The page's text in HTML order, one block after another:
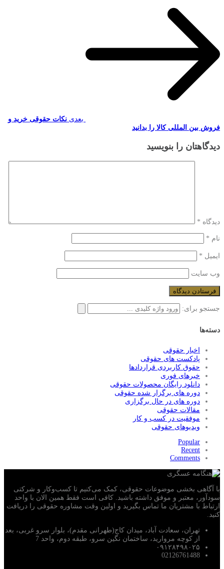
بعدی نکات حقوقی خرید و
فروش بین المللی کالا را بدانید
دیدگاهتان را بنویسید
دیدگاه *
نام *
ایمیل *
وب‌ سایت
جستجو برای:
دسته‌ها
اخبار حقوقی
پادکست های حقوقی
حقوق کاربردی قراردادها
خبرهای فوری
دانلود رایگان محصولات حقوقی
دوره های برگزار شده حقوقی
دوره های در حال برگزاری
مقالات حقوقی
موفقیت در کسب و کار
ویدیوهای حقوقی
Popular
Recent
Comments
با آگاهی بخشی موضوعات حقوقی، کمک می‌‎کنیم تا کسب‌وکار و شرکتی
سودآور، معتبر و موفق داشته باشید. کافی است فقط همین الان با واحد
ارتباط با مشتریان ما تماس بگیرید و اولین وقت مشاوره حقوقی را دریافت
کنید.
تهران، سعادت آباد، میدان کاج(طهرانی مقدم)، بلوار سرو غربی، بعد
از کوچه مروارید، ساختمان نگین سرو، طبقه دوم، واحد 7
۰۹۱۲۸۴۹۸۰۲۵
02126761488